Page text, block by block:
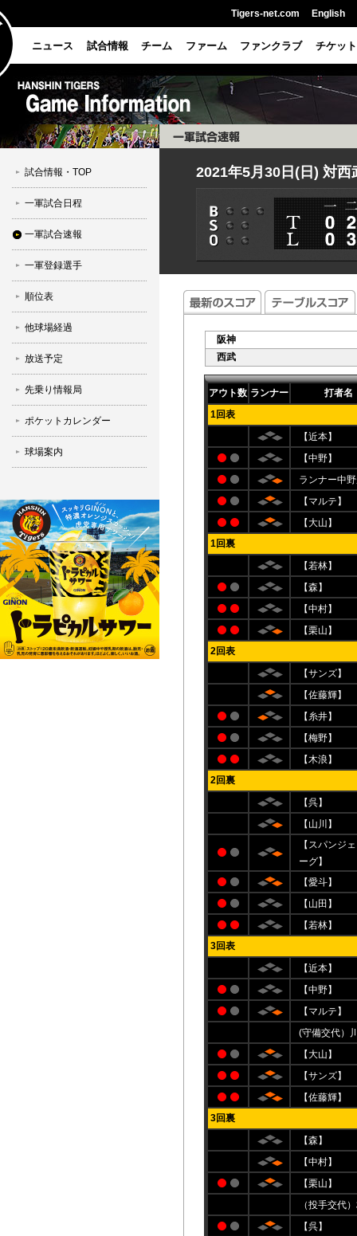
Tigers-net.com English
ニュース 試合情報 チーム ファーム ファンクラブ チケット
試合情報・TOP
一軍試合日程
一軍試合速報
一軍登録選手
順位表
他球場経過
放送予定
先乗り情報局
ポケットカレンダー
球場案内
2021年5月30日(日) 対西
阪神
西武
アウト数 ランナー
打者名
1回表
【近本】
【中野】
ランナー中
【マルテ】
【大山】
1回裏
【若林】
【森】
【中村】
【栗山】
2回表
【サンズ】
【佐藤輝】
【糸井】
【梅野】
【木浪】
2回裏
【呉】
【山川】
【スパンジ
ーグ】
【愛斗】
【山田】
【若林】
3回表
【近本】
【中野】
【マルテ】
(守備交代）
【大山】
【サンズ】
【佐藤輝】
3回裏
【森】
【中村】
【栗山】
（投手交
【呉】